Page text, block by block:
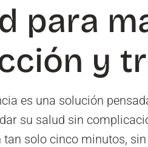
para
y
es una solución
su salud sin
solo cinco minutos,